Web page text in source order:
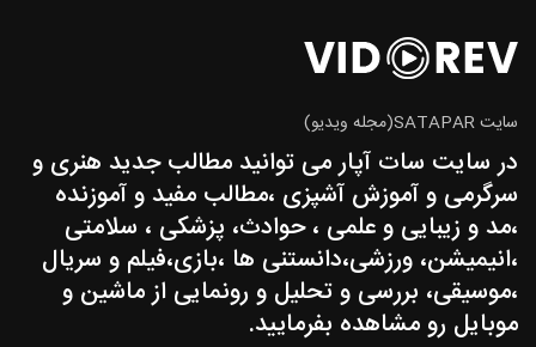
سایت SATAPAR(مجله ویدیو)
در سایت سات آپار می توانید مطالب جدید هنری و
سرگرمی و آموزش آشپزی ،مطالب مفید و آموزنده
،مد و زیبایی و علمی ، حوادث، پزشکی ، سلامتی
،انیمیشن، ورزشی،دانستنی ها ،بازی،فیلم و سریال
،موسیقی، بررسی و تحلیل و رونمایی از ماشین و
موبایل رو مشاهده بفرمایید.